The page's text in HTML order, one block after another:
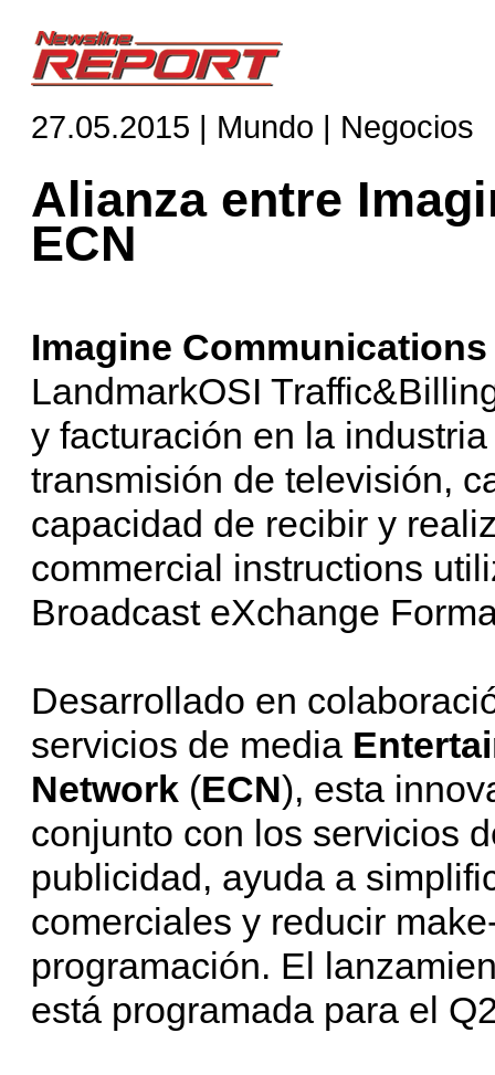
27.05.2015 | Mundo | Negocios
Alianza entre
ECN
Imagine
LandmarkOSI
y facturación en la
transmisión de televisión,
capacidad de recibir y
commercial instructions
Broadcast eXchange
Desarrollado en
servicios de media
Network (ECN), esta
conjunto con los servicios
publicidad, ayuda a
comerciales y reducir
programación. El
está programada para el